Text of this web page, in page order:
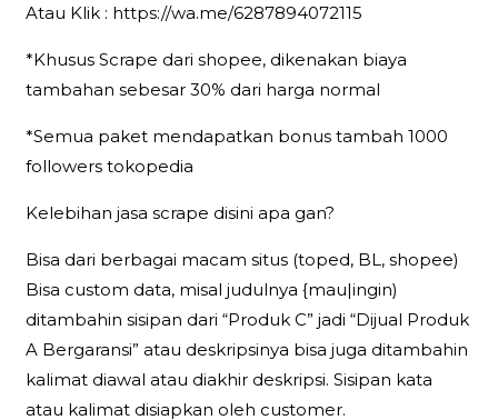
Atau Klik : https://wa.me/6287894072115
*Khusus Scrape dari shopee, dikenakan biaya
tambahan sebesar 30% dari harga normal
*Semua paket mendapatkan bonus tambah 1000
followers tokopedia
Kelebihan jasa scrape disini apa gan?
Bisa dari berbagai macam situs (toped, BL, shopee)
Bisa custom data, misal judulnya {mau|ingin)
ditambahin sisipan dari “Produk C” jadi “Dijual Produk
A Bergaransi” atau deskripsinya bisa juga ditambahin
kalimat diawal atau diakhir deskripsi. Sisipan kata
atau kalimat disiapkan oleh customer.